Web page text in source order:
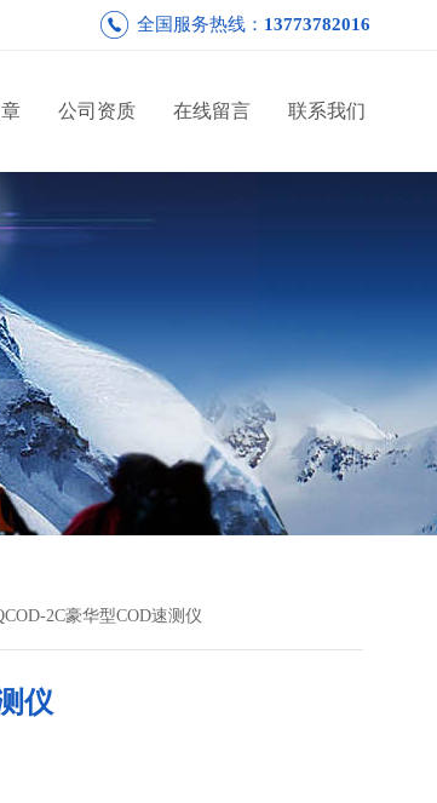
全国服务热线： 13773782016
公司资质 在线留言 联系我们
2C豪华型COD速测仪
仪